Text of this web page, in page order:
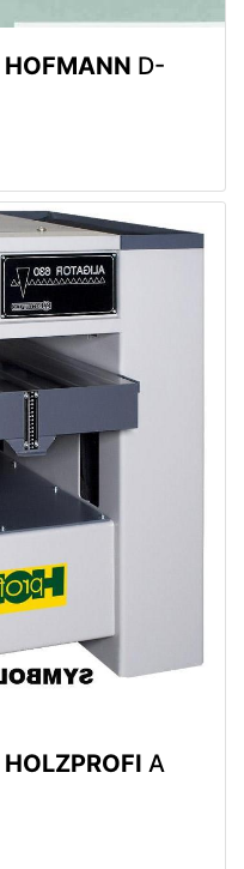
HOFMANN D-
HOLZPROFI A